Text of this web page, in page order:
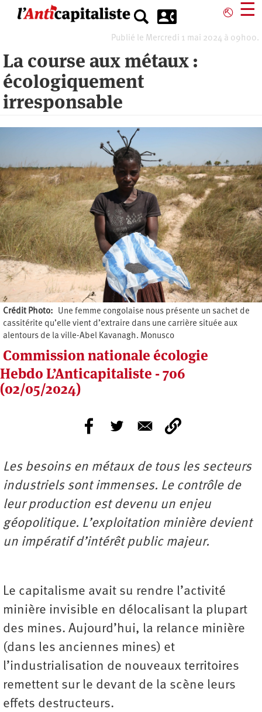
⎋ ☰
Publié le Mercredi 1 mai 2024 à 09h00.
La course aux métaux :
écologiquement
irresponsable
Crédit Photo
Une femme congolaise nous présente un sachet de
cassitérite qu’elle vient d’extraire dans une carrière située aux
alentours de la ville-Abel Kavanagh. Monusco
Commission nationale écologie
Hebdo L’Anticapitaliste - 706
(02/05/2024)
Les besoins en métaux de tous les secteurs
industriels sont immenses. Le contrôle de
leur production est devenu un enjeu
géopolitique. L’exploitation minière devient
un impératif d’intérêt public majeur.
Le capitalisme avait su rendre l’activité
minière invisible en délocalisant la plupart
des mines. Aujourd’hui, la relance minière
(dans les anciennes mines) et
l’industrialisation de nouveaux territoires
remettent sur le devant de la scène leurs
effets destructeurs.